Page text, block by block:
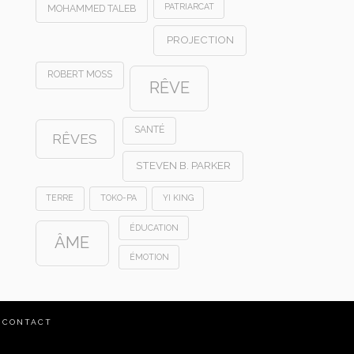
MOHAMMED TALEB PATRIARCAT
PROJECTION
ROBERT MOSS
RÊVE
RÊVES
SANTÉ
STEVEN B. PARKER
TERRE TOKO-PA YI KING
ÂME
ÉDUCATION
ÉMOTION
CONTACT